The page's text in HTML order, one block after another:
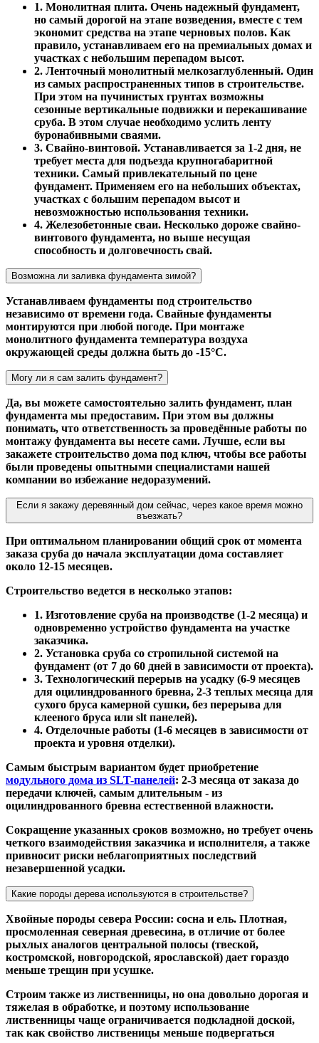
1. Монолитная плита. Очень надежный фундамент,
но самый дорогой на этапе возведения, вместе с тем
экономит средства на этапе черновых полов. Как
правило, устанавливаем его на премиальных домах и
участках с небольшим перепадом высот.
2. Ленточный монолитный мелкозаглубленный. Один
из самых распространенных типов в строительстве.
При этом на пучинистых грунтах возможны
сезонные вертикальные подвижки и перекашивание
сруба. В этом случае необходимо услить ленту
буронабивными сваями.
3. Свайно-винтовой. Устанавливается за 1-2 дня, не
требует места для подъезда крупногабаритной
техники. Самый привлекательный по цене
фундамент. Применяем его на небольших объектах,
участках с большим перепадом высот и
невозможностью использования техники.
4. Железобетонные сваи. Несколько дороже свайно-
винтового фундамента, но выше несущая
способность и долговечность свай.
Возможна ли заливка фундамента зимой?
Устанавливаем фундаменты под строительство
независимо от времени года. Свайные фундаменты
монтируются при любой погоде. При монтаже
монолитного фундамента температура воздуха
окружающей среды должна быть до -15°С.
Могу ли я сам залить фундамент?
Да, вы можете самостоятельно залить фундамент, план
фундамента мы предоставим. При этом вы должны
понимать, что ответственность за проведённые работы по
монтажу фундамента вы несете сами. Лучше, если вы
закажете строительство дома под ключ, чтобы все работы
были проведены опытными специалистами нашей
компании во избежание недоразумений.
Если я закажу деревянный дом сейчас, через какое время можно
въезжать?
При оптимальном планировании общий срок от момента
заказа сруба до начала эксплуатации дома составляет
около 12-15 месяцев.
Строительство ведется в несколько этапов:
1. Изготовление сруба на производстве (1-2 месяца) и
одновременно устройство фундамента на участке
заказчика.
2. Установка сруба со стропильной системой на
фундамент (от 7 до 60 дней в зависимости от проекта).
3. Технологический перерыв на усадку (6-9 месяцев
для оцилиндрованного бревна, 2-3 теплых месяца для
сухого бруса камерной сушки, без перерыва для
клееного бруса или slt панелей).
4. Отделочные работы (1-6 месяцев в зависимости от
проекта и уровня отделки).
Самым быстрым вариантом будет приобретение
модульного дома из SLT-панелей: 2-3 месяца от заказа до
передачи ключей, самым длительным - из
оцилиндрованного бревна естественной влажности.
Сокращение указанных сроков возможно, но требует очень
четкого взаимодействия заказчика и исполнителя, а также
привносит риски неблагоприятных последствий
незавершенной усадки.
Какие породы дерева используются в строительстве?
Хвойные породы севера России: сосна и ель. Плотная,
просмоленная северная древесина, в отличие от более
рыхлых аналогов центральной полосы (твеской,
костромской, новгородской, ярославской) дает гораздо
меньше трещин при усушке.
Строим также из лиственницы, но она довольно дорогая и
тяжелая в обработке, и поэтому использование
лиственницы чаще ограничивается подкладной доской,
так как свойство лиственицы меньше подвергаться